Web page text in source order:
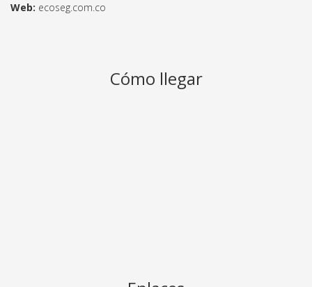
Web: ecoseg.com.co
Cómo llegar